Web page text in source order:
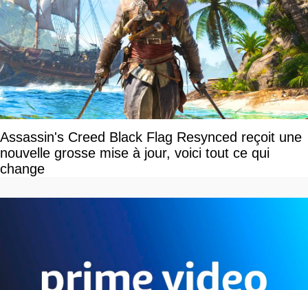
Assassin's Creed Black Flag Resynced reçoit une
nouvelle grosse mise à jour, voici tout ce qui
change